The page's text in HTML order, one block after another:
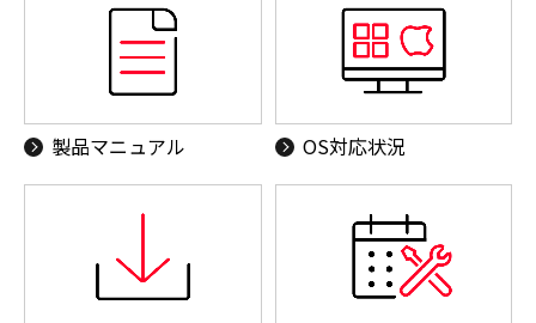
製品マニュアル OS対応状況